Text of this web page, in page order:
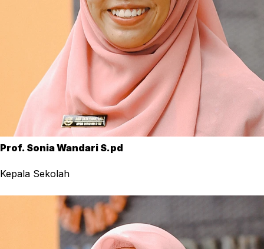
Prof. Sonia Wandari S.pd
Kepala Sekolah